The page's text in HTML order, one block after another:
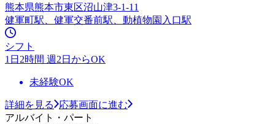
熊本県熊本市東区沼山津3-1-11
健軍町駅、健軍交番前駅、動植物園入口駅
シフト
1日2時間 週2日からOK
未経験OK
詳細を見る
応募画面に進む
アルバイト・パート